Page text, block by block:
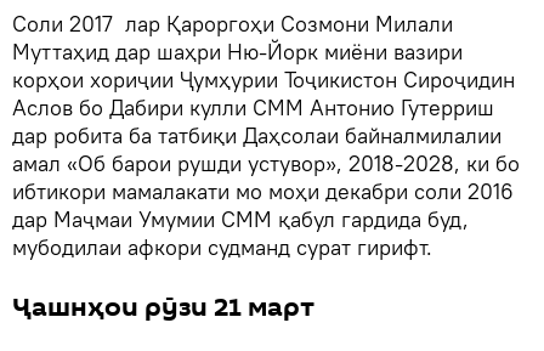
Соли 2017 лар Қароргоҳи Созмони Милали
Муттаҳид дар шаҳри Ню-Йорк миёни вазири
корҳои хориҷии Ҷумҳурии Тоҷикистон Сироҷидин
Аслов бо Дабири кулли СММ Антонио Гутерриш
дар робита ба татбиқи Даҳсолаи байналмилалии
амал «Об барои рушди устувор», 2018-2028, ки бо
ибтикори мамалакати мо моҳи декабри соли 2016
дар Маҷмаи Умумии СММ қабул гардида буд,
мубодилаи афкори судманд сурат гирифт.
Ҷашнҳои рӯзи 21 март